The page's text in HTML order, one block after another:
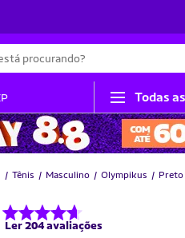
Todas
Tênis Masculino Olympikus Preto
Ler 204 avaliações